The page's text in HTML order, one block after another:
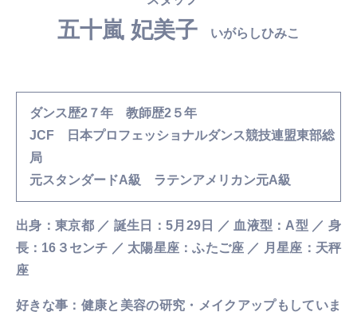
五十嵐 妃美子 いがらしひみこ
ダンス歴2７年 教師歴2５年
JCF 日本プロフェッショナルダンス競技連盟東部総
局
元スタンダードA級 ラテンアメリカン元A級
出身：東京都 ／ 誕生日：5月29日 ／ 血液型：A型 ／ 身
長：16３センチ ／ 太陽星座：ふたご座 ／ 月星座：天秤
座
好きな事：健康と美容の研究・メイクアップもしていま